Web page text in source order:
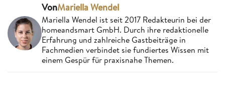
VonMariella Wendel
Mariella Wendel ist seit 2017 Redakteurin bei der
homeandsmart GmbH. Durch ihre redaktionelle
Erfahrung und zahlreiche Gastbeiträge in
Fachmedien verbindet sie fundiertes Wissen mit
einem Gespür für praxisnahe Themen.